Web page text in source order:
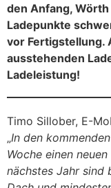
den Anfang,
Ladepunkte
vor Fertigstellung.
ausstehenden
Ladeleistung!
Timo Sillober, E-
„In den
Woche einen
nächstes Jahr sind